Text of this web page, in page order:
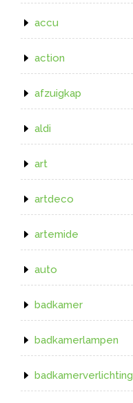
accu
action
afzuigkap
aldi
art
artdeco
artemide
auto
badkamer
badkamerlampen
badkamerverlichting